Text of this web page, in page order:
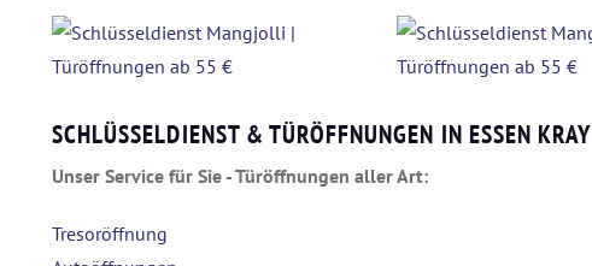
SCHLÜSSELDIENST & TÜRÖFFNUNGEN IN ESSEN KRAY
Unser Service für Sie - Türöffnungen aller Art:
Tresoröffnung